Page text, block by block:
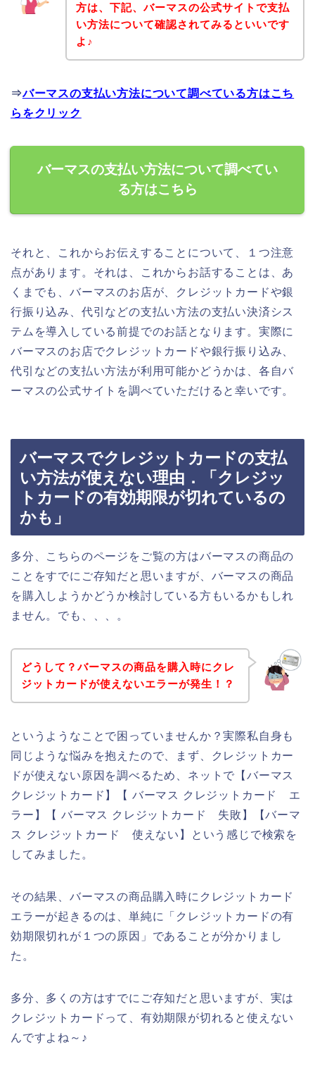
方は、下記、バーマスの公式サイトで支払
い方法について確認されてみるといいです
よ♪
⇒バーマスの支払い方法について調べている方はこち
らをクリック
バーマスの支払い方法について調べてい
る方はこちら
それと、これからお伝えすることについて、１つ注意
点があります。それは、これからお話することは、あ
くまでも、バーマスのお店が、クレジットカードや銀
行振り込み、代引などの支払い方法の支払い決済シス
テムを導入している前提でのお話となります。実際に
バーマスのお店でクレジットカードや銀行振り込み、
代引などの支払い方法が利用可能かどうかは、各自バ
ーマスの公式サイトを調べていただけると幸いです。
バーマスでクレジットカードの支払
い方法が使えない理由．「クレジッ
トカードの有効期限が切れているの
かも」
多分、こちらのページをご覧の方はバーマスの商品の
ことをすでにご存知だと思いますが、バーマスの商品
を購入しようかどうか検討している方もいるかもしれ
ません。でも、、、。
どうして？バーマスの商品を購入時にクレ
ジットカードが使えないエラーが発生！？
というようなことで困っていませんか？実際私自身も
同じような悩みを抱えたので、まず、クレジットカー
ドが使えない原因を調べるため、ネットで【バーマス
クレジットカード】【 バーマス クレジットカード エ
ラー】【 バーマス クレジットカード 失敗】【バーマ
ス クレジットカード 使えない】という感じで検索を
してみました。
その結果、バーマスの商品購入時にクレジットカード
エラーが起きるのは、単純に「クレジットカードの有
効期限切れが１つの原因」であることが分かりまし
た。
多分、多くの方はすでにご存知だと思いますが、実は
クレジットカードって、有効期限が切れると使えない
んですよね～♪